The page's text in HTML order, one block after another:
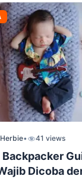
pertunjukan
melibatkan
Herbie• 41 views
Backpacker
Dicoba